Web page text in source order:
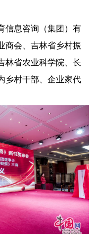
信息咨询（集团）有
商会、吉林省乡村振
林省农业科学院、长
乡村干部、企业家代